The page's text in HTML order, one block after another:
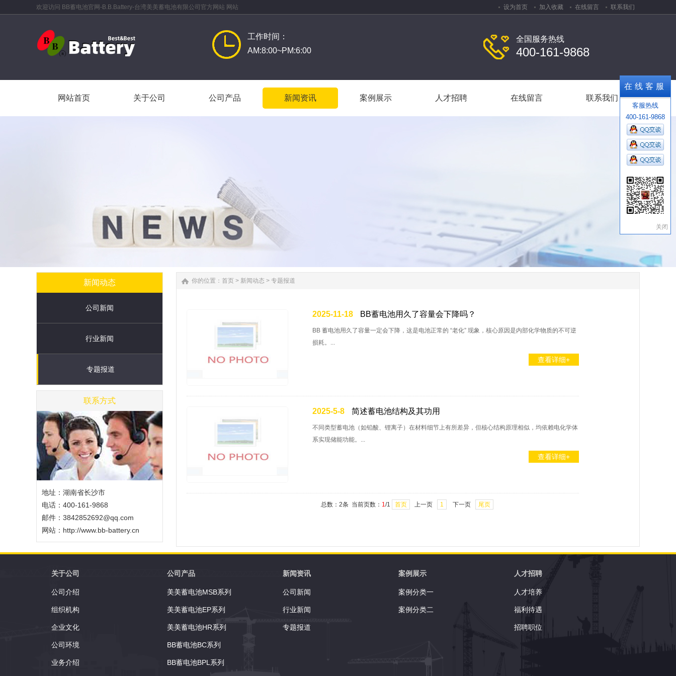
欢迎访问 BB蓄电池官网-B.B.Battery-台湾美美蓄电池有限公司官方网站 网站 设为首页 加入收藏 在线留言 联系我们
工作时间：
AM:8:00~PM:6:00
全国服务热线
400-161-9868
网站首页 关于公司 公司产品 新闻资讯 案例展示 人才招聘 在线留言 联系我们
1
新闻动态
公司新闻
行业新闻
专题报道
联系方式
地址：湖南省长沙市
电话：400-161-9868
邮件：3842852692@qq.com
网站： http://www.bb-battery.cn
你的位置： 首页 > 新闻动态 > 专题报道
2025-11-18 BB蓄电池用久了容量会下降吗？
BB 蓄电池用久了容量一定会下降，这是电池正常的 “老化” 现象，核心原因是内部化学物质的不可逆
损耗。...
查看详细+
2025-5-8 简述蓄电池结构及其功用
不同类型蓄电池（如铅酸、锂离子）在材料细节上有所差异，但核心结构原理相似，均依赖电化学体
系实现储能功能。...
查看详细+
总数：2条 当前页数： 1/1 首页 上一页 1 下一页 尾页
关于公司
公司介绍
组织机构
企业文化
公司环境
业务介绍
公司产品
美美蓄电池MSB系列
美美蓄电池EP系列
美美蓄电池HR系列
BB蓄电池BC系列
BB蓄电池BPL系列
新闻资讯
公司新闻
行业新闻
专题报道
案例展示
案例分类一
案例分类二
人才招聘
人才培养
福利待遇
招聘职位
在线客服
客服热线
400-161-9868
关闭